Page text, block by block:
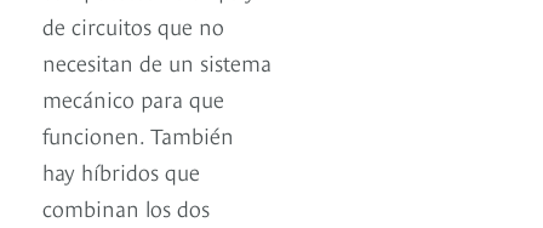
de circuitos que no
necesitan de un sistema
mecánico para que
funcionen. También
hay híbridos que
combinan los dos